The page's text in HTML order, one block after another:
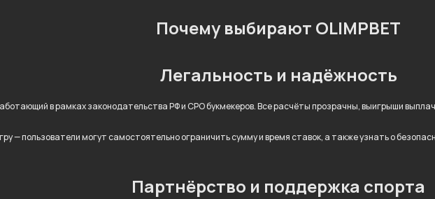
Почему выбирают OLIMPBET
Легальность и надёжность
в рамках законодательства РФ и СРО букмекеров. Все расчёты прозрачны, выигрыши
— пользователи могут самостоятельно ограничить сумму и время ставок, а также узнать о
Партнёрство и поддержка спорта